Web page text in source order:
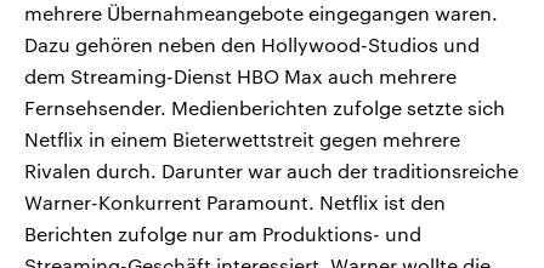
mehrere Übernahmeangebote eingegangen waren.
Dazu gehören neben den Hollywood-Studios und
dem Streaming-Dienst HBO Max auch mehrere
Fernsehsender. Medienberichten zufolge setzte sich
Netflix in einem Bieterwettstreit gegen mehrere
Rivalen durch. Darunter war auch der traditionsreiche
Warner-Konkurrent Paramount. Netflix ist den
Berichten zufolge nur am Produktions- und